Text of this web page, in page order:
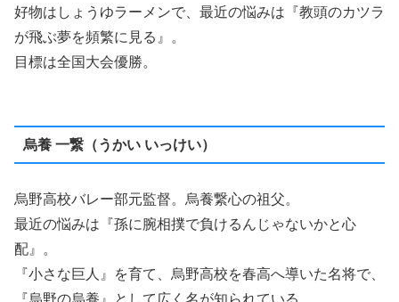
好物はしょうゆラーメンで、最近の悩みは『教頭のカツラ
が飛ぶ夢を頻繁に見る』。
目標は全国大会優勝。
烏養 一繋（うかい いっけい）
烏野高校バレー部元監督。烏養繋心の祖父。
最近の悩みは『孫に腕相撲で負けるんじゃないかと心
配』。
『小さな巨人』を育て、烏野高校を春高へ導いた名将で、
『烏野の烏養』として広く名が知られている。